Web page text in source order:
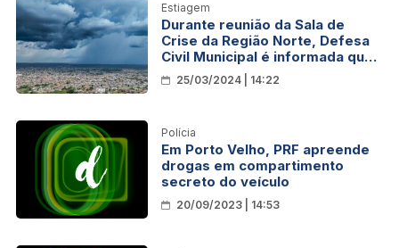
Estiagem
Durante reunião da Sala de
Crise da Região Norte, Defesa
Civil Municipal é informada que
El Niño deve perder força até o
final deste semestre
25/03/2024 | 14:22
Polícia
Em Porto Velho, PRF apreende
drogas em compartimento
secreto do veículo
20/09/2023 | 14:53